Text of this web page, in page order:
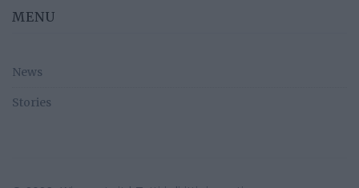
MENU
News
Stories